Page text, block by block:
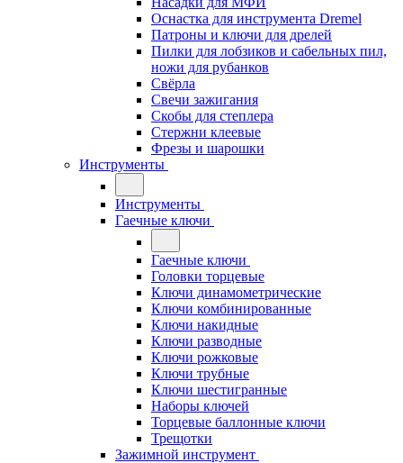
Оснастка для инструмента Dremel
Патроны и ключи для дрелей
Пилки для лобзиков и сабельных пил,
ножи для рубанков
Свёрла
Свечи зажигания
Скобы для степлера
Стержни клеевые
Фрезы и шарошки
Инструменты
Инструменты
Гаечные ключи
Гаечные ключи
Головки торцевые
Ключи динамометрические
Ключи комбинированные
Ключи накидные
Ключи разводные
Ключи рожковые
Ключи трубные
Ключи шестигранные
Наборы ключей
Торцевые баллонные ключи
Трещотки
Зажимной инструмент